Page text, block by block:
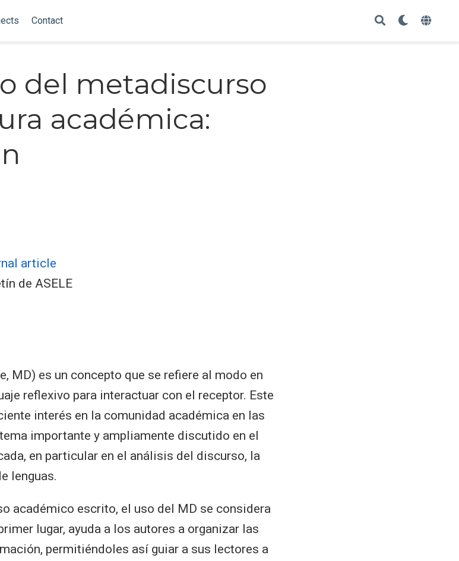
Contact
del metadiscurso
académica:
article
de ASELE
MD) es un concepto que se refiere al modo en
reflexivo para interactuar con el receptor. Este
interés en la comunidad académica en las
importante y ampliamente discutido en el
en particular en el análisis del discurso, la
lenguas.
académico escrito, el uso del MD se considera
lugar, ayuda a los autores a organizar las
permitiéndoles así guiar a sus lectores a